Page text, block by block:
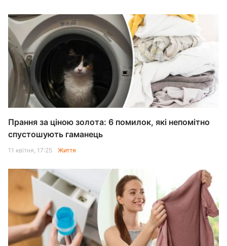
Прання за ціною золота: 6 помилок, які непомітно
спустошують гаманець
11 квітня, 17:25 Життя